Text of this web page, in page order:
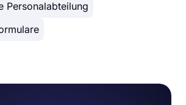
und vielen anderen
auswählen, das Ihren
entspricht, und sofort loslegen!
Personalabteilung